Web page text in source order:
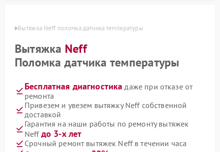
Вытяжка Neff поломка датчика температуры
Вытяжка Neff
Поломка датчика температуры
Бесплатная диагностика даже при отказе от
ремонта
Привезем и увезем вытяжку Neff собственной
доставкой
Гарантия на наши работы по ремонту вытяжек
Neff до 3-х лет
Срочный ремонт вытяжек Neff в течении часа